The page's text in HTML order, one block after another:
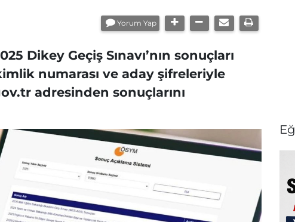
Yorum Yap
Dikey Geçiş Sınavı’nın sonuçları
numarası ve aday şifreleriyle
adresinden sonuçlarını